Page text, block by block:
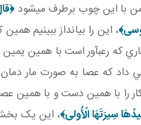
با اين چوب برطرف مي شود
، اين را بيانداز ببينيم
که رعب آور است با همين
که عصا به صورت مار
را با همين دست و با همين
سِيرَتَهَا الْأُولى‏﴾، اين يک